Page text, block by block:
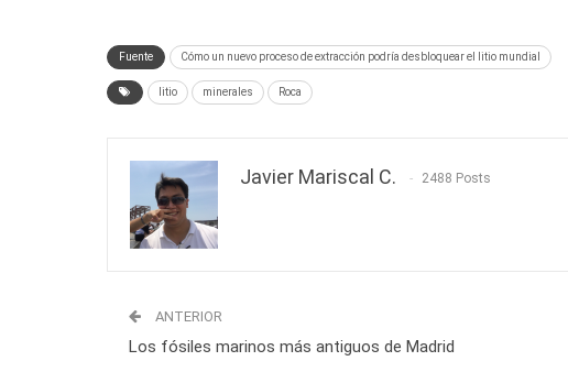
Fuente Cómo un nuevo proceso de extracción podría desbloquear el litio mundial
litio minerales Roca
Javier Mariscal C. 2488 Posts
ANTERIOR
Los fósiles marinos más antiguos de Madrid